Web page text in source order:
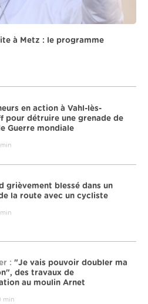
à Metz : le programme
en action à Vahl-lès-
pour détruire une grenade de
Guerre mondiale
grièvement blessé dans un
la route avec un cycliste
: "Je vais pouvoir doubler ma
des travaux de
au moulin Arnet
min